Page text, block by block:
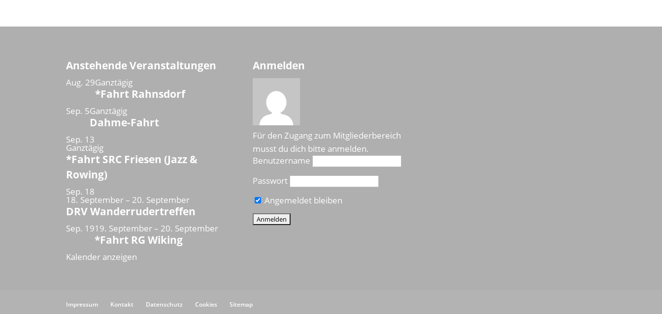
Anstehende Veranstaltungen
Aug. 29Ganztägig
*Fahrt Rahnsdorf
Sep. 5Ganztägig
Dahme-Fahrt
Sep. 13
Ganztägig
*Fahrt SRC Friesen (Jazz &
Rowing)
Sep. 18
18. September– 20. September
DRV Wanderrudertreffen
Sep. 1919. September– 20. September
*Fahrt RG Wiking
Kalender anzeigen
Anmelden
Für den Zugang zum Mitgliederbereich
musst du dich bitte anmelden.
Benutzername
Passwort
Angemeldet bleiben
Impressum Kontakt Datenschutz Cookies Sitemap